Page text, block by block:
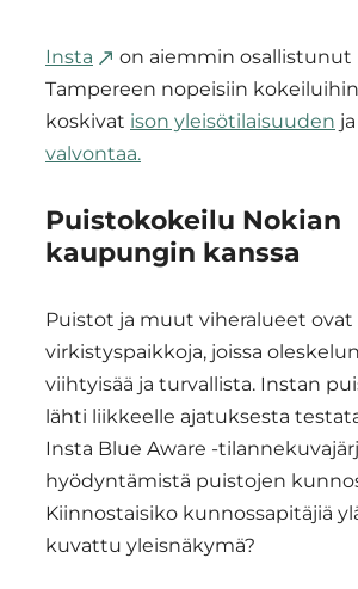
Insta
on aiemmin osallistunut
Tampereen nopeisiin
koskivat ison yleisötilaisuuden ja
valvontaa.
Puistokokeilu Nokian
kaupungin kanssa
Puistot ja muut viheralueet ovat
virkistyspaikkoja, joissa
viihtyisää ja turvallista. Instan
lähti liikkeelle ajatuksesta
Insta Blue Aware -
hyödyntämistä puistojen
Kiinnostaisiko kunnossapitäjiä
kuvattu yleisnäkymä?